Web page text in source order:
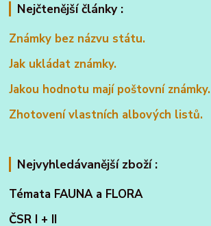
Nejčtenější články :
Známky bez názvu státu.
Jak ukládat známky.
Jakou hodnotu mají poštovní známky.
Zhotovení vlastních albových listů.
Nejvyhledávanější zboží :
Témata FAUNA a FLORA
ČSR I + II